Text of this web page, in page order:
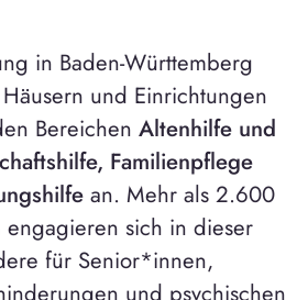
in Baden-Württemberg
und Einrichtungen
Bereichen Altenhilfe und
Familienpflege
an. Mehr als 2.600
sich in dieser
für Senior*innen,
und psychischen